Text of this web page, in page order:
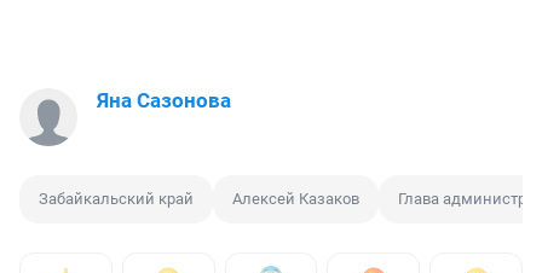
Яна Сазонова
Забайкальский край Алексей Казаков Глава